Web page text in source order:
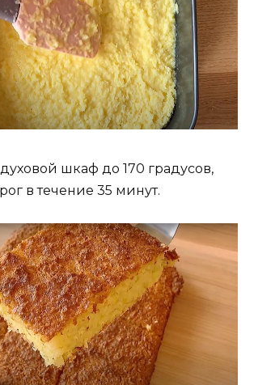
шкаф до 170 градусов,
в течение 35 минут.